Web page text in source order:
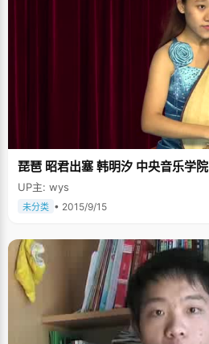
琵琶 昭君出塞 韩明汐 中央音乐学院
UP主: wys
未分类 • 2015/9/15